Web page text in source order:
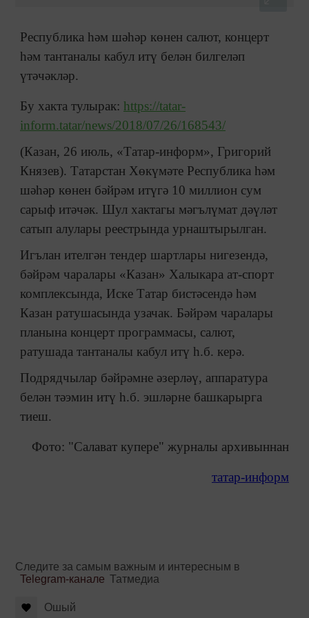
Республика һәм шәһәр көнен салют, концерт
һәм тантаналы кабул итү белән билгеләп
үтәчәкләр.
Бу хакта тулырак: https://tatar-
inform.tatar/news/2018/07/26/168543/
(Казан, 26 июль, «Татар-информ», Григорий
Князев). Татарстан Хөкүмәте Республика һәм
шәһәр көнен бәйрәм итүгә 10 миллион сум
сарыф итәчәк. Шул хактагы мәгълүмат дәүләт
сатып алулары реестрында урнаштырылган.
Игълан ителгән тендер шартлары нигезендә,
бәйрәм чаралары «Казан» Халыкара ат-спорт
комплексында, Иске Татар бистәсендә һәм
Казан ратушасында узачак. Бәйрәм чаралары
планына концерт программасы, салют,
ратушада тантаналы кабул итү һ.б. керә.
Подрядчылар бәйрәмне әзерләү, аппаратура
белән тәэмин итү һ.б. эшләрне башкарырга
тиеш.
Фото: "Салават купере" журналы архивыннан
татар-информ
Следите за самым важным и интересным в
Telegram-канале Татмедиа
Ошый